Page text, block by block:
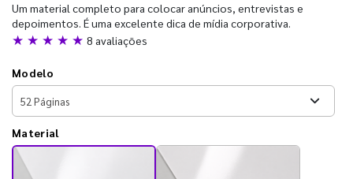
Um material completo para colocar anúncios, entrevistas e
depoimentos. É uma excelente dica de mídia corporativa.
★ ★ ★ ★ ★ 8 avaliações
Modelo
Material